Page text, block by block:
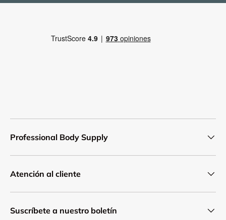
Professional Body Supply
Atención al cliente
Suscríbete a nuestro boletín